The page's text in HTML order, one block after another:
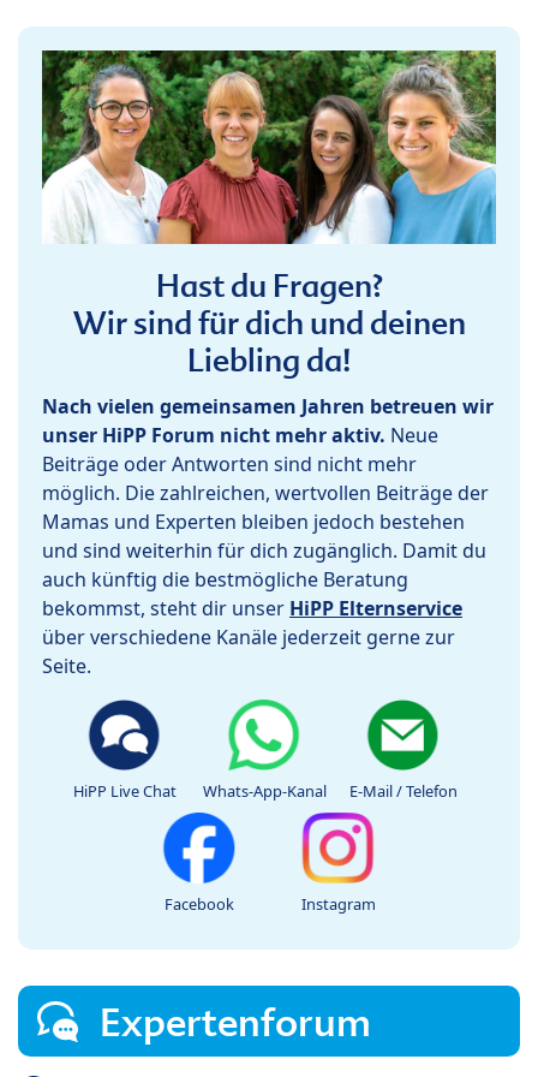
Hast du Fragen?
Wir sind für dich und deinen
Liebling da!
Nach vielen gemeinsamen Jahren betreuen wir
unser HiPP Forum nicht mehr aktiv. Neue
Beiträge oder Antworten sind nicht mehr
möglich. Die zahlreichen, wertvollen Beiträge der
Mamas und Experten bleiben jedoch bestehen
und sind weiterhin für dich zugänglich. Damit du
auch künftig die bestmögliche Beratung
bekommst, steht dir unser HiPP Elternservice
über verschiedene Kanäle jederzeit gerne zur
Seite.
HiPP Live Chat Whats-App-Kanal E-Mail / Telefon
Facebook Instagram
Expertenforum